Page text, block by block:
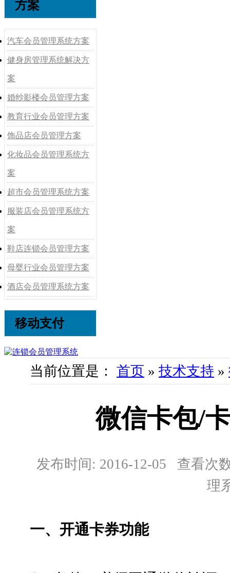
方案
汽车会员管理系统方案
健身房管理系统解决方
案
婚纱影楼会员管理方案
教育行业会员管理方案
饰品店会员管理方案
化妆品会员管理系统方
案
超市会员管理系统方案
服装店会员管理系统方
案
鞋店连锁会员管理方案
母婴行业会员管理方案
酒店会员管理系统方案
移动支付
当前位置是： 首页 » 技术支持 »
微信卡包/
发布时间: 2016-12-05 查看次
理
一、开通卡券功能